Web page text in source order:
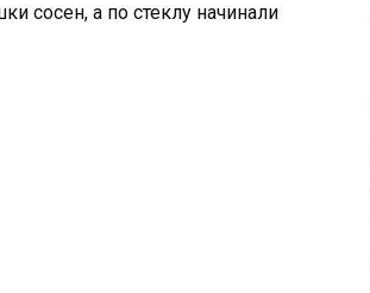
сосен, а по стеклу начинали